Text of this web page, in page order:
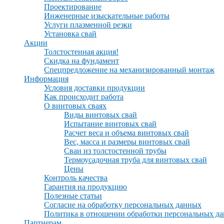
Проектирование
Инженерные изыскательные работы
Услуги плазменной резки
Установка свай
Акции
Толстостенная акция!
Скидка на фундамент
Спецпредложение на механизированный монтаж
Информация
Условия доставки продукции
Как происходит работа
О винтовых сваях
Виды винтовых свай
Испытание винтовых свай
Расчет веса и объема винтовых свай
Вес, масса и размеры винтовых свай
Сваи из толстостенной трубы
Термоусадочная труба для винтовых свай
Цены
Контроль качества
Гарантия на продукцию
Полезные статьи
Согласие на обработку персональных данных
Политика в отношении обработки персональных